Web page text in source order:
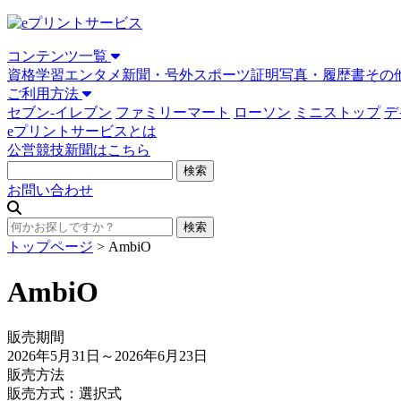
コンテンツ一覧
資格学習エンタメ 新聞・号外スポーツ証明写真・履歴書その
ご利用方法
セブン-イレブン ファミリーマート ローソン ミニストップ
eプリントサービスとは
公営競技新聞はこちら
お問い合わせ
トップページ > AmbiO
AmbiO
販売期間
2026年5月31日 ～2026年6月23日
販売方法
販売方式：選択式